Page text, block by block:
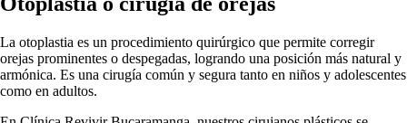
La otoplastia es un procedimiento quirúrgico que permite corregir
orejas prominentes o despegadas, logrando una posición más natural y
armónica. Es una cirugía común y segura tanto en niños y adolescentes
como en adultos.